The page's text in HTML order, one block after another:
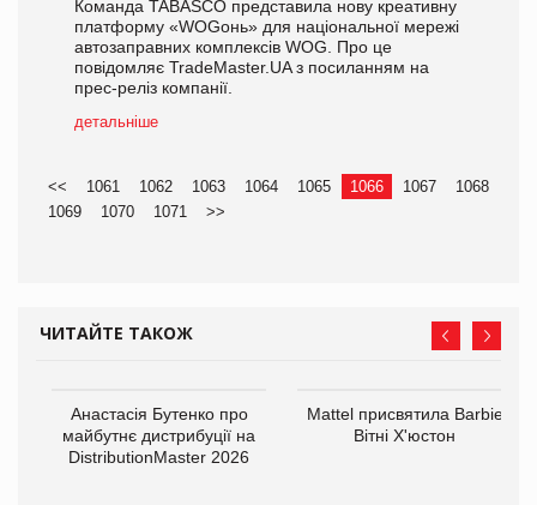
Команда TABASCO представила нову креативну
платформу «WOGонь» для національної мережі
автозаправних комплексів WOG. Про це
повідомляє TradeMaster.UA з посиланням на
прес-реліз компанії.
детальніше
<< 1061 1062 1063 1064 1065 1066 1067
1068
1069
1070 1071 >>
ЧИТАЙТЕ ТАКОЖ
Анастасія Бутенко про
майбутнє дистрибуції на
DistributionMaster 2026
Mattel присвятила Barbie
Вітні Х'юстон